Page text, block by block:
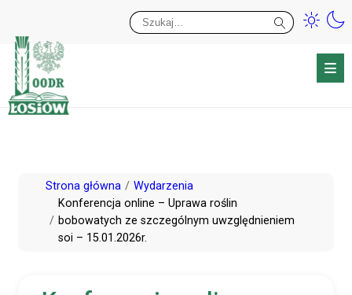
PrzejdźStrona główna
Wydarzenia
Konferencja online – Uprawa roślin
bobowatych ze szczególnym uwzględnieniem
soi – 15.01.2026r.